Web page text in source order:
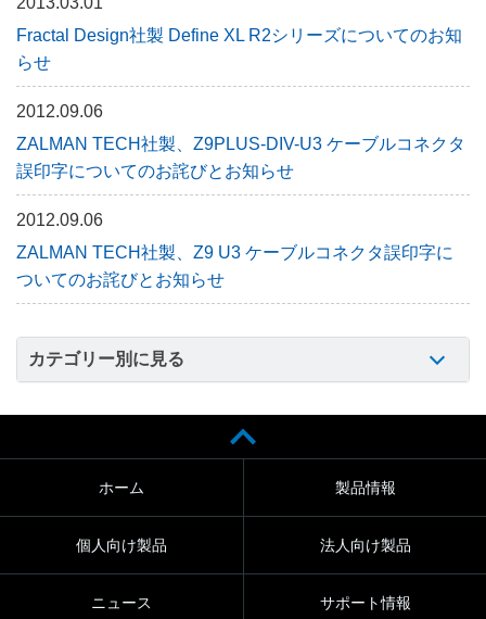
Fractal Design社製 Define XL R2シリーズについてのお知
らせ
2012.09.06
ZALMAN TECH社製、Z9PLUS-DIV-U3 ケーブルコネクタ
誤印字についてのお詫びとお知らせ
2012.09.06
ZALMAN TECH社製、Z9 U3 ケーブルコネクタ誤印字に
ついてのお詫びとお知らせ
カテゴリー別に見る
ホーム 製品情報
個人向け製品 法人向け製品
ニュース サポート情報